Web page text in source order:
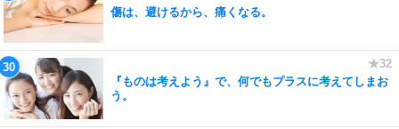
傷は、避けるから、痛くなる。
『ものは考えよう』で、何でもプラスに考えてしまお
う。